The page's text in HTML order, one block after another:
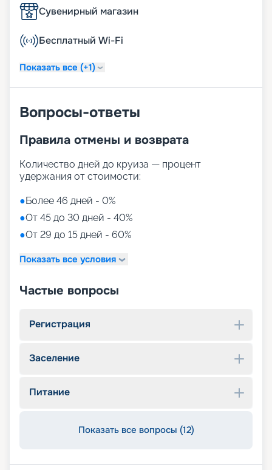
Сувенирный магазин
Бесплатный Wi-Fi
Показать все (+1)
Вопросы-ответы
Правила отмены и возврата
Количество дней до круиза — процент
удержания от стоимости:
●Более 46 дней - 0%
●От 45 до 30 дней - 40%
●От 29 до 15 дней - 60%
Показать все условия
Частые вопросы
Регистрация
Заселение
Питание
Показать все вопросы (12)